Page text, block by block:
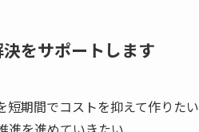
をサポートします
短期間でコストを抑えて作りたい